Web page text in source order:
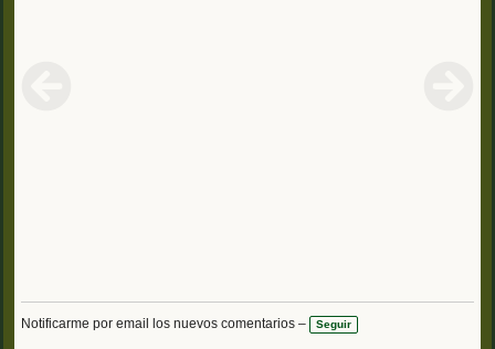
Notificarme por email los nuevos comentarios – Seguir